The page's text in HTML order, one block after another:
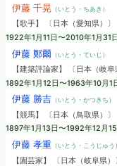
伊藤 千晃 （いとう・ちあき）
【歌手】 〔日本（愛知県）
1922年1月11日〜2010年1月31日
伊藤 鄭爾 （いとう・ていじ）
【建築評論家】 〔日本（岐阜
1892年1月12日〜1963年10月1
伊藤 勝吉（いとう・かつきち）
【競馬】 〔日本（鳥取県）〕
1897年1月13日〜1992年12月15
伊藤 孝重（いとう・こうじゅう）
【園芸家】 〔日本（岐阜県）